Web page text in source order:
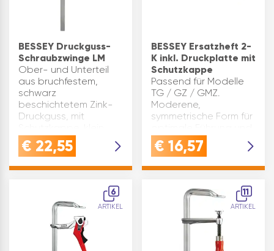
BESSEY Druckguss-
Schraubzwinge LM
Ober- und Unterteil
aus bruchfestem,
schwarz
beschichtetem Zink-
Druckguss, mit
und handlich,
geringes Gewicht.
2000 N. Geeignet für
Holz, Kunststoff und
€ 22,55
BESSEY Ersatzheft 2-
K inkl. Druckplatte mit
Schutzkappe
Passend für Modelle
TG / GZ / GMZ.
Moderene,
symmetrische Form für
maximalen Grip,
integrierte Daumen-
nachempfundene
Drehbewegung,
werkzeuglos
wechselbare …
€ 16,57
6
ARTIKEL
11
ARTIKEL